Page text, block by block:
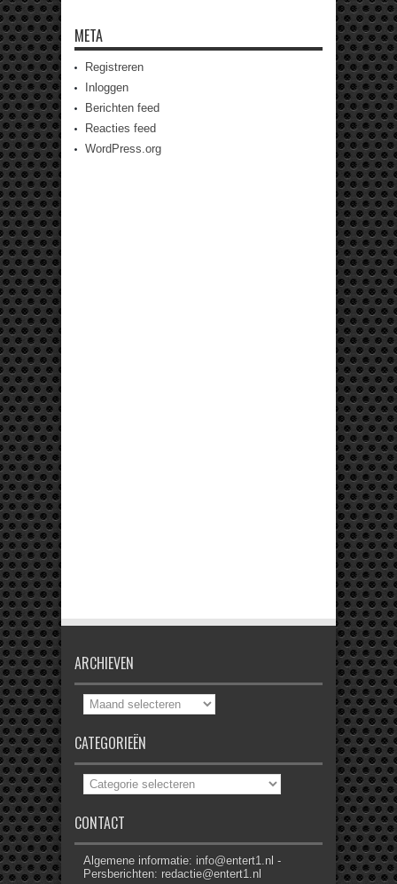
META
Registreren
Inloggen
Berichten feed
Reacties feed
WordPress.org
ARCHIEVEN
Archieven
CATEGORIEËN
Categorieën
CONTACT
Algemene informatie: info@entert1.nl -
Persberichten: redactie@entert1.nl